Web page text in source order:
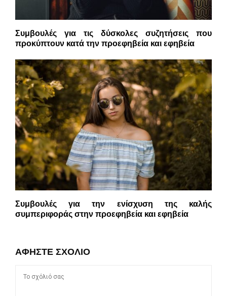
Συμβουλές για τις δύσκολες συζητήσεις που
προκύπτουν κατά την προεφηβεία και εφηβεία
Συμβουλές για την ενίσχυση της καλής
συμπεριφοράς στην προεφηβεία και εφηβεία
ΑΦΉΣΤΕ ΣΧΌΛΙΟ